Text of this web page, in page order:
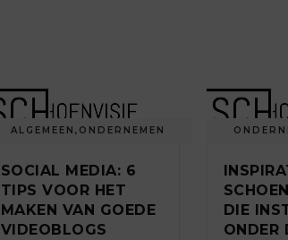
ALGEMEEN , ONDERNEMEN
SOCIAL MEDIA: 6
TIPS VOOR HET
MAKEN VAN GOEDE
VIDEOBLOGS
DIE
ONDER